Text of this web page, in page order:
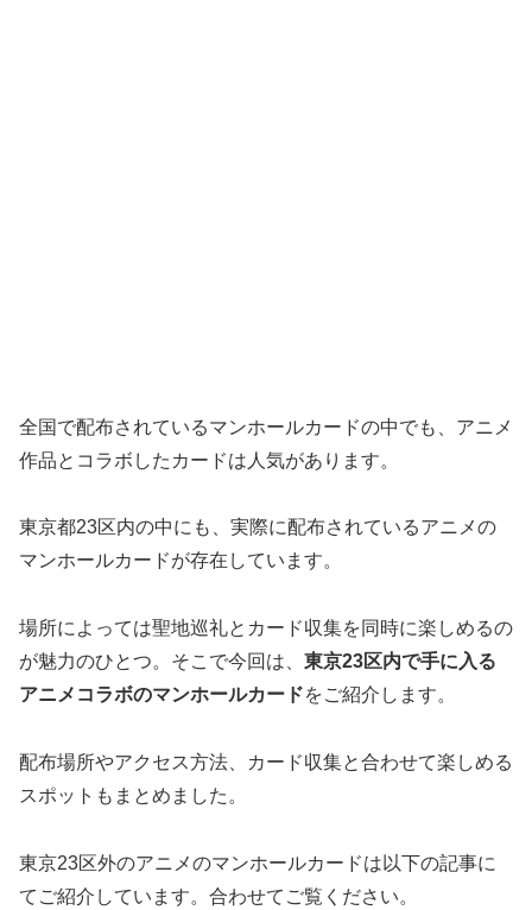
全国で配布されているマンホールカードの中でも、アニメ
作品とコラボしたカードは人気があります。
東京都23区内の中にも、実際に配布されているアニメの
マンホールカードが存在しています。
場所によっては聖地巡礼とカード収集を同時に楽しめるの
が魅力のひとつ。そこで今回は、 東京23区内で手に入る
アニメコラボのマンホールカードをご紹介します。
配布場所やアクセス方法、カード収集と合わせて楽しめる
スポットもまとめました。
東京23区外のアニメのマンホールカードは以下の記事に
てご紹介しています。合わせてご覧ください。